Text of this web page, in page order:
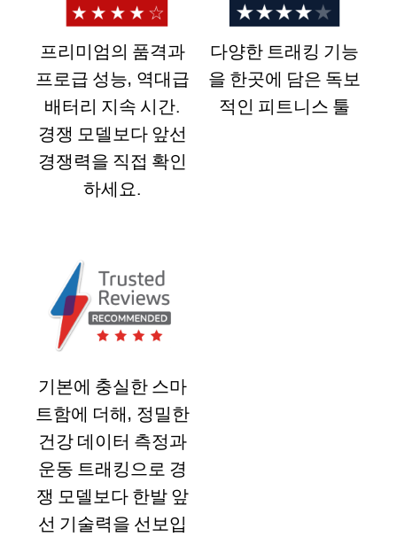
프리미엄의 품격과
프로급 성능, 역대급
배터리 지속 시간.
경쟁 모델보다 앞선
경쟁력을 직접 확인
하세요.
다양한 트래킹 기능
을 한곳에 담은 독보
적인 피트니스 툴
기본에 충실한 스마
트함에 더해, 정밀한
건강 데이터 측정과
운동 트래킹으로 경
쟁 모델보다 한발 앞
선 기술력을 선보입